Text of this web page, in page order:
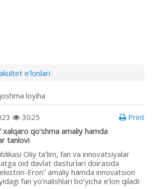
e'lonlari
loyiha
3025
Print
xalqaro qo‘shma amaliy hamda
tanlovi
Oliy ta’lim, fan va innovatsiyalar
oid davlat dasturlari doirasida
Eron” amaliy hamda innovatsion
fan yo‘nalishlari bo‘yicha e’lon qiladi: